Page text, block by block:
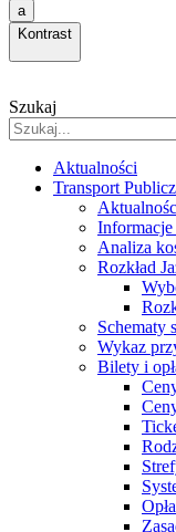
a
Kontrast
Szukaj
Aktualności
Transport
Analiza
Rozkład
Schematy
Wykaz
Bilety i